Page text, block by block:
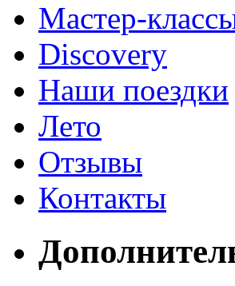
Мастер-
Discovery
Наши поездки
Лето
Отзывы
Контакты